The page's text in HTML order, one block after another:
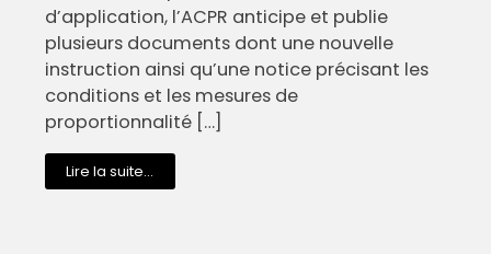
d’application, l’ACPR anticipe et publie
plusieurs documents dont une nouvelle
instruction ainsi qu’une notice précisant les
conditions et les mesures de
proportionnalité […]
Lire la suite...